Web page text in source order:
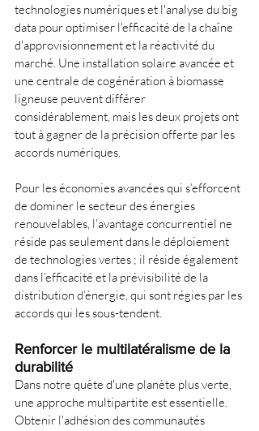
technologies numériques et l'analyse du big
data pour optimiser l'efficacité de la chaîne
d'approvisionnement et la réactivité du
marché. Une installation solaire avancée et
une centrale de cogénération à biomasse
ligneuse peuvent différer
considérablement, mais les deux projets ont
tout à gagner de la précision offerte par les
accords numériques.
Pour les économies avancées qui s’efforcent
de dominer le secteur des énergies
renouvelables, l’avantage concurrentiel ne
réside pas seulement dans le déploiement
de technologies vertes ; il réside également
dans l’efficacité et la prévisibilité de la
distribution d’énergie, qui sont régies par les
accords qui les sous-tendent.
Renforcer le multilatéralisme de la
durabilité
Dans notre quête d'une planète plus verte,
une approche multipartite est essentielle.
Obtenir l'adhésion des communautés